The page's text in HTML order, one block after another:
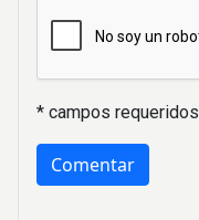
* campos requeridos